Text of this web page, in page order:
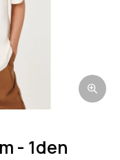
- 1den